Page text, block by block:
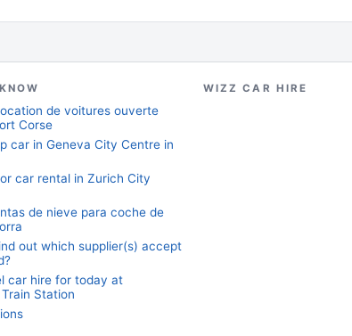
de voitures ouverte
Corse
car in Geneva City Centre in
car rental in Zurich City
de nieve para coche de
out which supplier(s) accept
car hire for today at
Station
WIZZ CAR HIRE